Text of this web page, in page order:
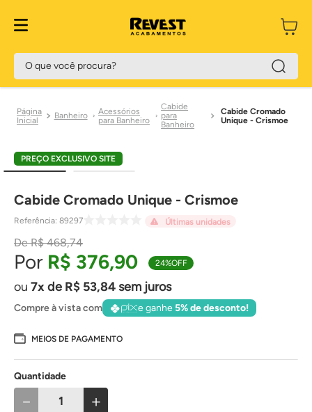
O que você procura?
Banheiro
Acessórios
para Banheiro
Cabide
para
Banheiro
Cabide Cromado
Unique - Crismoe
PREÇO EXCLUSIVO SITE
Cabide Cromado Unique - Crismoe
Referência: 89297 Últimas unidades
R$ 468,74
R$ 376,90 24%OFF
7 de R$ 53,84sem juros
Compre à vista com e ganhe5% de desconto!
MEIOS DE PAGAMENTO
Quantidade
＋
－